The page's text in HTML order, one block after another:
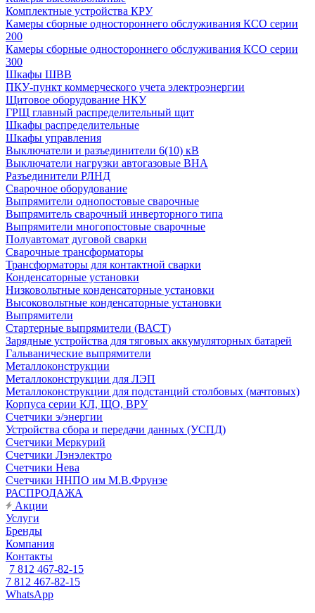
Комплектные устройства КРУ
Камеры сборные одностороннего обслуживания КСО серии
200
Камеры сборные одностороннего обслуживания КСО серии
300
Шкафы ШВВ
ПКУ-пункт коммерческого учета электроэнергии
Щитовое оборудование НКУ
ГРЩ главный распределительный щит
Шкафы распределительные
Шкафы управления
Выключатели и разъединители 6(10) кВ
Выключатели нагрузки автогазовые ВНА
Разъединители РЛНД
Сварочное оборудование
Выпрямители однопостовые сварочные
Выпрямитель сварочный инверторного типа
Выпрямители многопостовые сварочные
Полуавтомат дуговой сварки
Сварочные трансформаторы
Трансформаторы для контактной сварки
Конденсаторные установки
Низковольтные конденсаторные установки
Высоковольтные конденсаторные установки
Выпрямители
Стартерные выпрямители (ВАСТ)
Зарядные устройства для тяговых аккумуляторных батарей
Гальванические выпрямители
Металлоконструкции
Металлоконструкции для ЛЭП
Металлоконструкции для подстанций столбовых (мачтовых)
Корпуса серии КЛ, ЩО, ВРУ
Счетчики э/энергии
Устройства сбора и передачи данных (УСПД)
Счетчики Меркурий
Счетчики Лэнэлектро
Счетчики Нева
Счетчики ННПО им М.В.Фрунзе
РАСПРОДАЖА
Акции
Услуги
Бренды
Компания
Контакты
7 812 467-82-15
7 812 467-82-15
WhatsApp